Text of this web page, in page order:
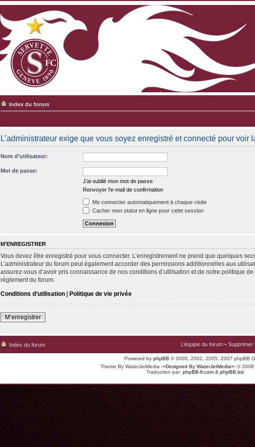
Index du forum
L’administrateur exige que vous soyez enregistré et connecté pour voir
Nom d’utilisateur:
Mot de passe:
J’ai oublié mon mot de passe
Renvoyer l’e-mail de confirmation
Me connecter automatiquement à chaque visite
Cacher mon statut en ligne pour cette session
M’ENREGISTRER
Vous devez être enregistré pour vous connecter. L’enregistrement ne prend que quelques
L’administrateur du forum peut également accorder des permissions additionnelles aux
assurez-vous d’avoir pris connaissance de nos conditions d’utilisation et de notre politique
règlement du forum.
Conditions d’utilisation | Politique de vie privée
M’enregistrer
Index du forum L’équipe du forum • Supprimer
Powered by phpBB © 2000, 2002, 2005, 2007 phpBB
Theme By WaterJetMedia -=Designed By WaterJetMedia=- © 2008
Traduction par: phpBB-fr.com & phpBB.biz